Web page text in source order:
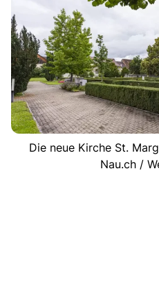
Die neue Kirche St.
Nau.ch /